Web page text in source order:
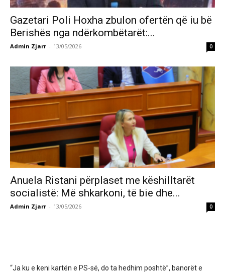
Gazetari Poli Hoxha zbulon ofertën që iu bë
Berishës nga ndërkombëtarët:...
Admin Zjarr - 13/05/2026 0
Anuela Ristani përplaset me këshilltarët
socialistë: Më shkarkoni, të bie dhe...
Admin Zjarr - 13/05/2026 0
“Ja ku e keni kartën e PS-së, do ta hedhim poshtë”, banorët e